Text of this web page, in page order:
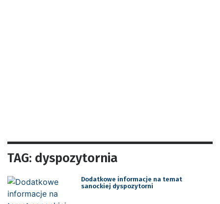
TAG: dyspozytornia
Dodatkowe informacje na temat
sanockiej dyspozytorni